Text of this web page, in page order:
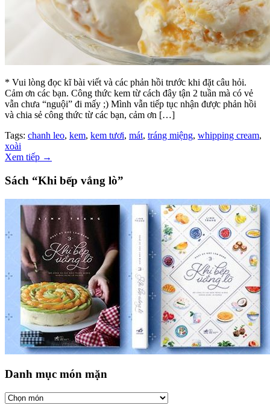
* Vui lòng đọc kĩ bài viết và các phản hồi trước khi đặt câu hỏi.
Cảm ơn các bạn. Công thức kem từ cách đây tận 2 tuần mà có vẻ
vẫn chưa “nguội” đi mấy ;) Mình vẫn tiếp tục nhận được phản hồi
và chia sẻ công thức từ các bạn, cảm ơn […]
Tags: chanh leo, kem, kem tươi, mát, tráng miệng, whipping cream,
xoài
Xem tiếp →
Sách “Khi bếp vắng lò”
Danh mục món mặn